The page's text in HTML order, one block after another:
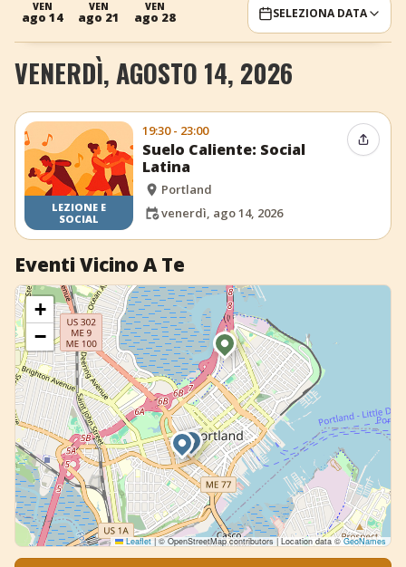
+ Aggiungi evento
VEN
ago 14
VEN
ago 21
VEN
ago 28 SELEZIONA DATA
VENERDÌ, AGOSTO 14, 2026
LEZIONE E
SOCIAL
19:30 - 23:00
Suelo Caliente: Social
Latina
Portland
venerdì, ago 14, 2026
Eventi Vicino A Te
+
−
Leaflet |© OpenStreetMap contributors | Location data ©GeoNames